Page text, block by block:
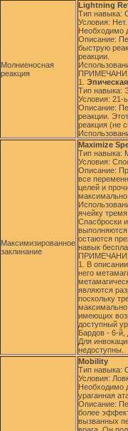
Молниеносная
реакция
Lightning
Тип навыка:
Условия: Нет.
Необходимо
Описание:
быструю
реакции.
1.
Тип навыка:
Условия: 21-
Описание:
реакции.
реакция (не
Максимизированное
заклинание
Maximize
Тип навыка:
Условия:
Описание:
все
целей и
максимально
ячейку
Спасброски
остаются
навык
1. В
него
являются
поскольку
максимально
имеющих
доступный
Бардов - 6-й,
Для
недоступны.
Mobility
Тип навыка:
Условия:
Необходимо
ураганная
Описание:
более
вызванных